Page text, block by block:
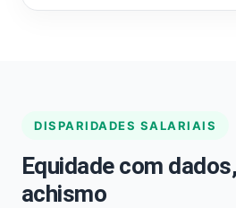
DISPARIDADES SALARIAIS
Equidade com
achismo